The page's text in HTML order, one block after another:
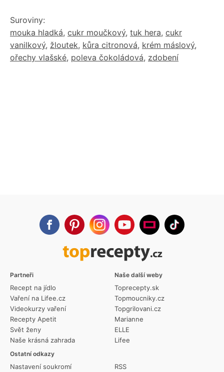
Suroviny:
mouka hladká, cukr moučkový, tuk hera, cukr
vanilkový, žloutek, kůra citronová, krém máslový,
ořechy vlašské, poleva čokoládová, zdobení
Partneři
Recept na jídlo
Vaření na Lifee.cz
Videokurzy vaření
Recepty Apetit
Svět ženy
Naše krásná zahrada
Ostatní odkazy
Nastavení soukromí
RSS
Naše další weby
Toprecepty.sk
Topmoucniky.cz
Topgrilovani.cz
Marianne
ELLE
Lifee